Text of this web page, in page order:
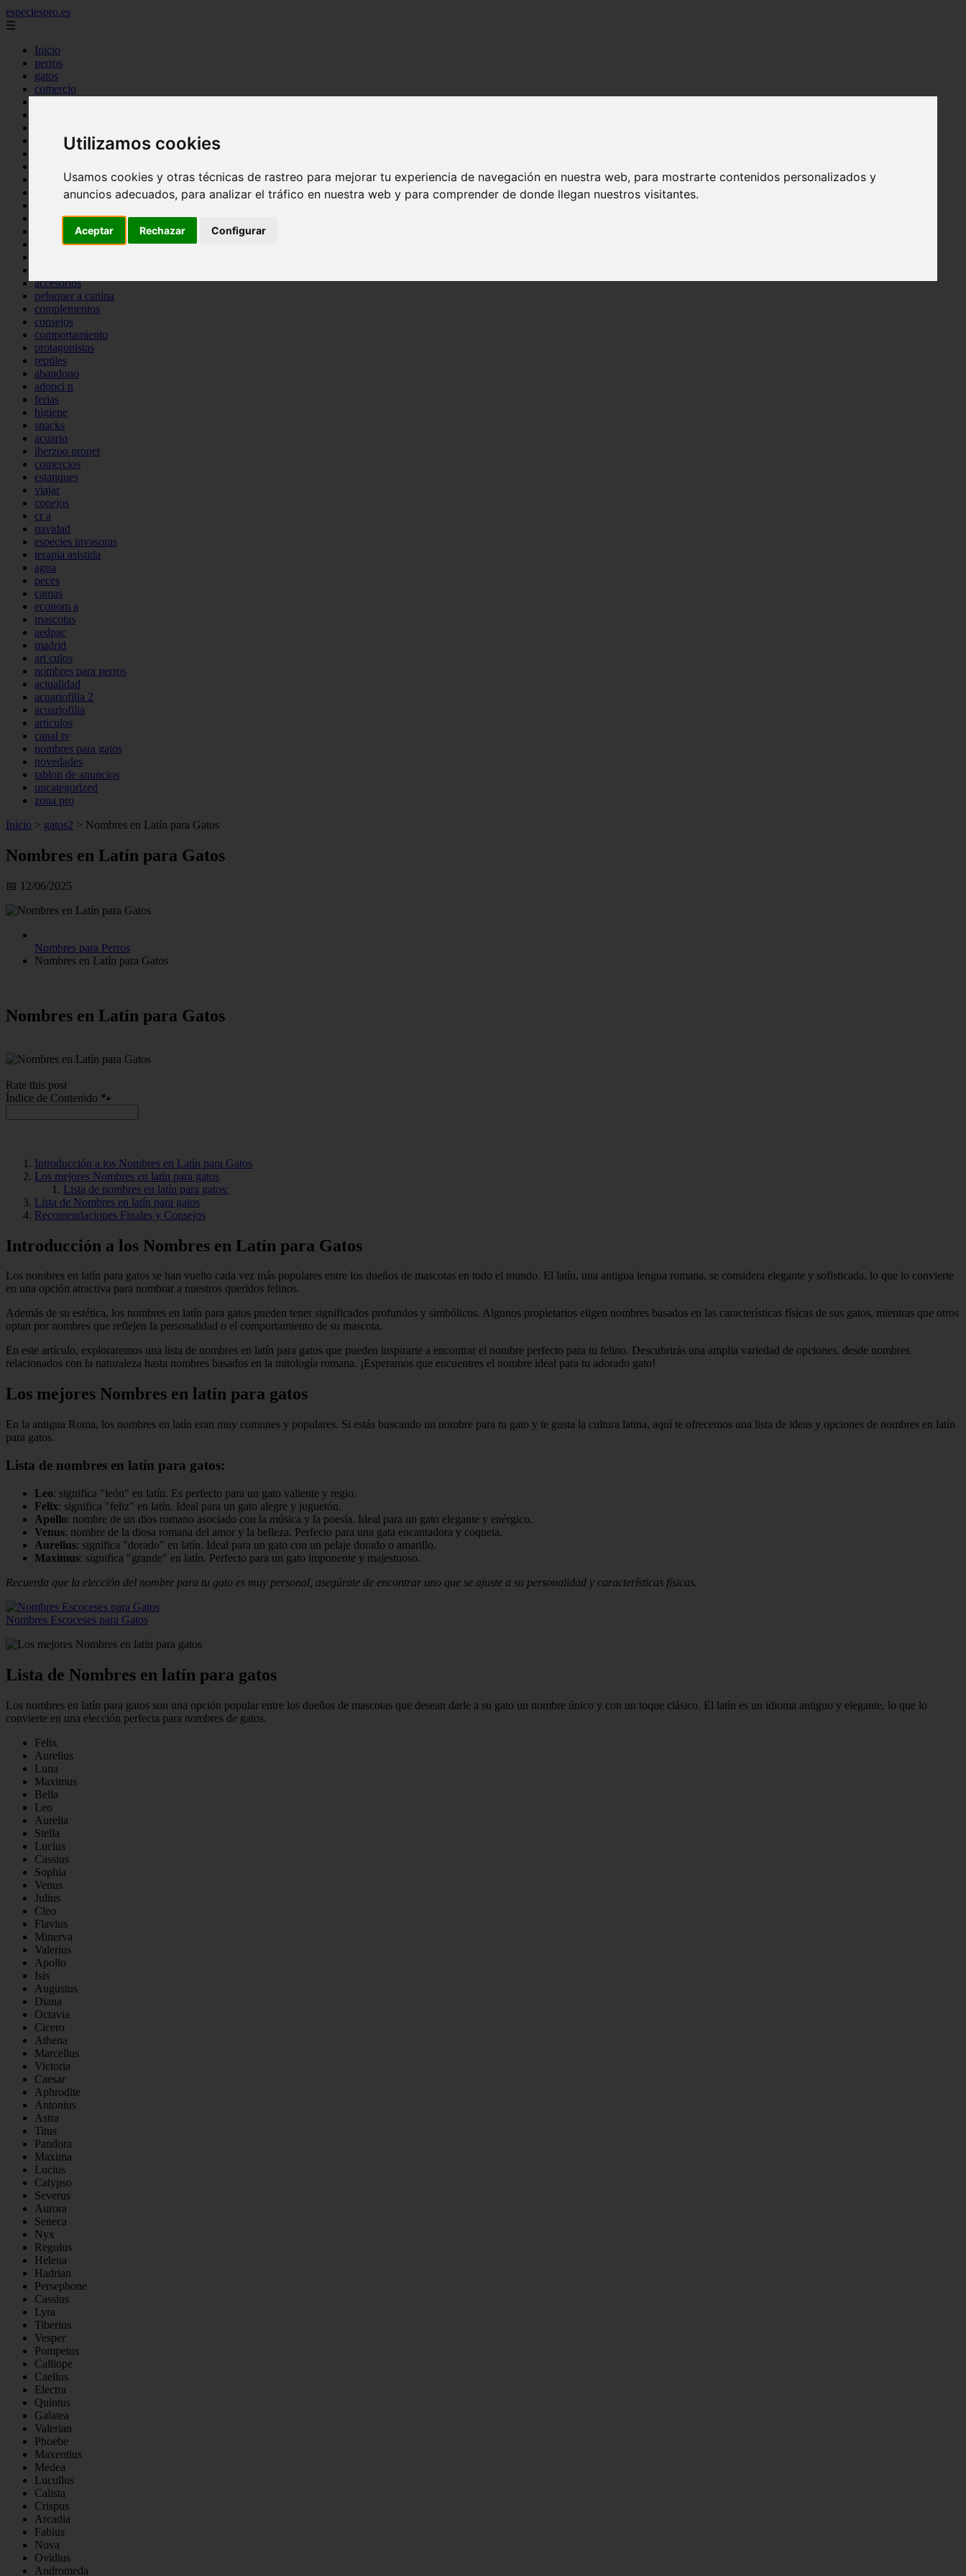
Utilizamos cookies
Usamos cookies y otras técnicas de rastreo para mejorar tu experiencia de navegación en nuestra web, para mostrarte contenidos personalizados y
anuncios adecuados, para analizar el tráfico en nuestra web y para comprender de donde llegan nuestros visitantes.
Aceptar Rechazar Configurar
especiespro.es
☰
Inicio
perros
gatos
comercio
tenencia responsable
mantenimiento
bienestar
peque os mam feros
verano
accesorios
peluquer a canina
complementos
consejos
comportamiento
protagonistas
reptiles
abandono
adopci n
ferias
higiene
snacks
acuario
iberzoo propet
comercios
estanques
viajar
conejos
cr a
navidad
especies invasoras
terapia asistida
agua
peces
camas
econom a
mascotas
aedpac
madrid
art culos
nombres para perros
actualidad
acuariofilia 2
acuariofilia
articulos
canal tv
nombres para gatos
novedades
tablon de anuncios
uncategorized
zona pro
Inicio > gatos2 > Nombres en Latín para Gatos
Nombres en Latín para Gatos
📅 12/06/2025
Nombres para Perros
Nombres en Latín para Gatos
Nombres en Latín para Gatos
Rate this post
Índice de Contenido 🐾
Introducción a los Nombres en Latín para Gatos
Los mejores Nombres en latín para gatos
Lista de nombres en latín para gatos:
Lista de Nombres en latín para gatos
Recomendaciones Finales y Consejos
Introducción a los Nombres en Latín para Gatos
Los nombres en latín para gatos se han vuelto cada vez más populares entre los dueños de mascotas en todo el mundo. El latín, una antigua lengua romana, se considera elegante y sofisticada, lo que lo convierte
en una opción atractiva para nombrar a nuestros queridos felinos.
Además de su estética, los nombres en latín para gatos pueden tener significados profundos y simbólicos. Algunos propietarios eligen nombres basados en las características físicas de sus gatos, mientras que otros
optan por nombres que reflejen la personalidad o el comportamiento de su mascota.
En este artículo, exploraremos una lista de nombres en latín para gatos que pueden inspirarte a encontrar el nombre perfecto para tu felino. Descubrirás una amplia variedad de opciones, desde nombres
relacionados con la naturaleza hasta nombres basados en la mitología romana. ¡Esperamos que encuentres el nombre ideal para tu adorado gato!
Los mejores Nombres en latín para gatos
En la antigua Roma, los nombres en latín eran muy comunes y populares. Si estás buscando un nombre para tu gato y te gusta la cultura latina, aquí te ofrecemos una lista de ideas y opciones de nombres en latín
para gatos.
Lista de nombres en latín para gatos:
Leo: significa "león" en latín. Es perfecto para un gato valiente y regio.
Felix: significa "feliz" en latín. Ideal para un gato alegre y juguetón.
Apollo: nombre de un dios romano asociado con la música y la poesía. Ideal para un gato elegante y enérgico.
Venus: nombre de la diosa romana del amor y la belleza. Perfecto para una gata encantadora y coqueta.
Aurelius: significa "dorado" en latín. Ideal para un gato con un pelaje dorado o amarillo.
Maximus: significa "grande" en latín. Perfecto para un gato imponente y majestuoso.
Recuerda que la elección del nombre para tu gato es muy personal, asegúrate de encontrar uno que se ajuste a su personalidad y características físicas.
Nombres Escoceses para Gatos
Lista de Nombres en latín para gatos
Los nombres en latín para gatos son una opción popular entre los dueños de mascotas que desean darle a su gato un nombre único y con un toque clásico. El latín es un idioma antiguo y elegante, lo que lo
convierte en una elección perfecta para nombres de gatos.
Felix
Aurelius
Luna
Maximus
Bella
Leo
Aurelia
Stella
Lucius
Cassius
Sophia
Venus
Julius
Cleo
Flavius
Minerva
Valerius
Apollo
Isis
Augustus
Diana
Octavia
Cicero
Athena
Marcellus
Victoria
Caesar
Aphrodite
Antonius
Astra
Titus
Pandora
Maxima
Lucius
Calypso
Severus
Aurora
Seneca
Nyx
Regulus
Helena
Hadrian
Persephone
Cassius
Lyra
Tiberius
Vesper
Pompeius
Calliope
Caelius
Electra
Quintus
Galatea
Valerian
Phoebe
Maxentius
Medea
Lucullus
Calista
Crispus
Arcadia
Fabius
Nova
Ovidius
Andromeda